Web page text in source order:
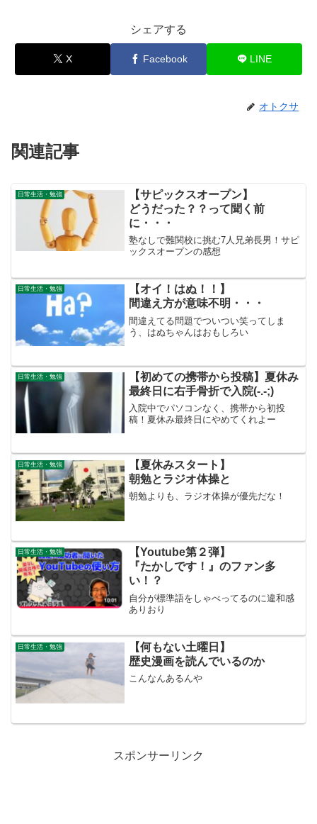
シェアする
X Facebook LINE
オトクサ
関連記事
日常生活・勉強
【サピックスオープン】
どうだった？？って聞く前
に・・・
塾なしで難関校に挑む7人兄弟長男！サピ
ックスオープンの感想
日常生活・勉強
【オイ！はぬ！！】
間違え方が意味不明・・・
間違えてる問題でついつい笑ってしま
う、はぬちゃんはおもしろい
日常生活・勉強
【初めての携帯から投稿】夏休み
最終日に右手骨折で入院(-.-;)
入院中でパソコンなく、携帯から初投
稿！夏休み最終日にやめてくれよー
日常生活・勉強
【夏休みスタート】
朝勉とラジオ体操と
朝勉よりも、ラジオ体操が優先だな！
日常生活・勉強
【Youtube第２弾】
『たかしです！』のファン多
い！？
自分が標準語をしゃべってるのに違和感
ありおり
日常生活・勉強
【何もない土曜日】
歴史漫画を読んでいるのか
こんなんあるんや
スポンサーリンク